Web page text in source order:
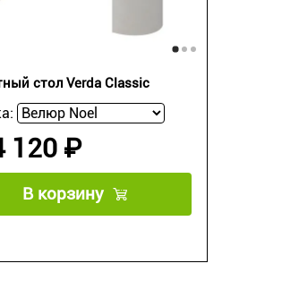
стол Verda Classic
120 ₽
В корзину